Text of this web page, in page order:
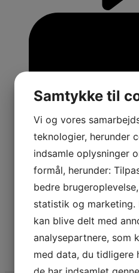
Samtykke til
Vi og vores
teknologier, herunder
indsamle oplysninger
formål, herunder:
bedre
statistik og marketing.
kan blive delt med
analysepartnere, som
med data, du tidligere